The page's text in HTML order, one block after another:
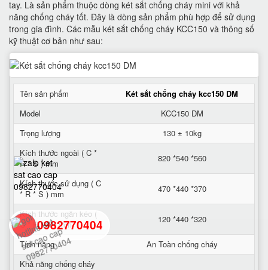
tay. Là sản phẩm thuộc dòng két sắt chống cháy mini với khả
năng chống cháy tốt. Đây là dòng sản phẩm phù hợp để sử dụng
trong gia đình. Các mẫu két sắt chống cháy KCC150 và thông số
kỹ thuật cơ bản như sau:
Tên sản phẩm
Két sắt chống cháy kcc150 DM
Model
KCC150 DM
Trọng lượng
130 ± 10kg
Kích thước ngoài ( C *
R * S ) mm
820 *540 *560
Kích thước sử dụng ( C
* R * S ) mm
470 *440 *370
Kích thước ngăn kéo (
C * R * S ) mm
120 *440 *320
Tính năng
An Toàn chống cháy
Khả năng chống cháy
0982770404